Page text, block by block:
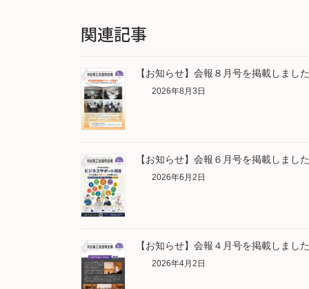
関連記事
【お知らせ】会報８月号を掲載しました
2026年8月3日
【お知らせ】会報６月号を掲載しました
2026年6月2日
【お知らせ】会報４月号を掲載しました
2026年4月2日